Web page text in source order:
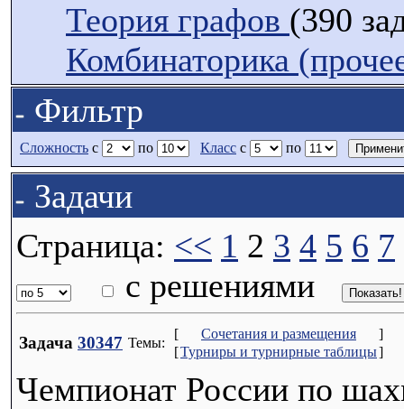
Теория графов (390
Комбинаторика
Фильтр
Сложность с по Класс с по
Задачи
Страница: << 1 2 3 4 5 6 7
с решениями
Задача 30347 Темы:
[ Сочетания и размещения
]
[Турниры и турнирные таблицы]
Чемпионат России по